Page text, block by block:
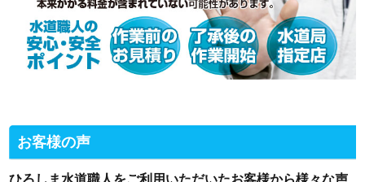
お客様の声
ひろしま水道職人をご利用いただいたお客様から様々な声